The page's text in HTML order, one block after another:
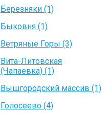
Березняки (1)
Быковня (1)
Ветряные Горы (3)
Вита-Литовская
(Чапаевка) (1)
Вышгородский массив (1)
Голосеево (4)